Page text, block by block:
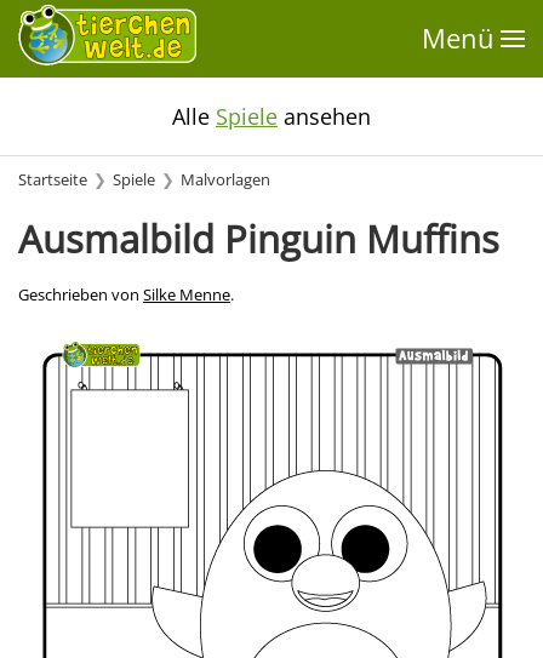
Menü
Alle Spiele ansehen
Startseite Spiele Malvorlagen
Ausmalbild Pinguin Muffins
Geschrieben von Silke Menne.